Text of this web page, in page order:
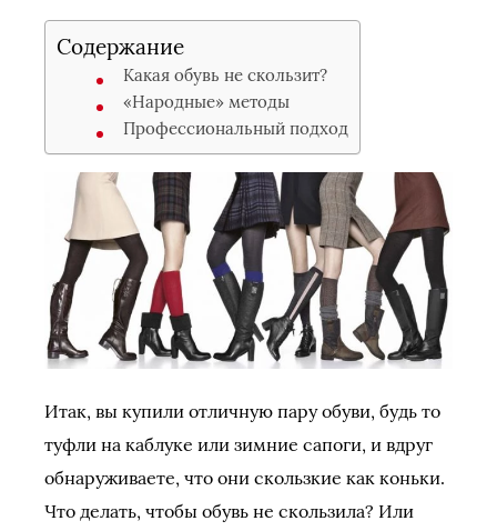
Содержание
Какая обувь не скользит?
«Народные» методы
Профессиональный подход
Итак, вы купили отличную пару обуви, будь то
туфли на каблуке или зимние сапоги, и вдруг
обнаруживаете, что они скользкие как коньки.
Что делать, чтобы обувь не скользила? Или